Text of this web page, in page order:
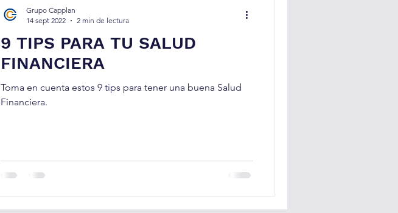
9 TIPS PARA TU SALUD
FINANCIERA
Toma en cuenta estos 9 tips para tener una buena Salud
Financiera.
Grupo Capplan
14 sept 2022
2 min de lectura